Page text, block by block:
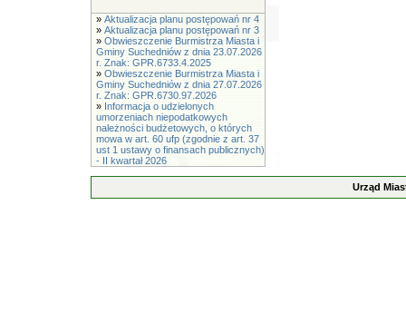
» Aktualizacja planu postępowań nr 4
» Aktualizacja planu postępowań nr 3
» Obwieszczenie Burmistrza Miasta i
Gminy Suchedniów z dnia 23.07.2026
r. Znak: GPR.6733.4.2025
» Obwieszczenie Burmistrza Miasta i
Gminy Suchedniów z dnia 27.07.2026
r. Znak: GPR.6730.97.2026
» Informacja o udzielonych
umorzeniach niepodatkowych
należności budżetowych, o których
mowa w art. 60 ufp (zgodnie z art. 37
ust 1 ustawy o finansach publicznych)
- II kwartał 2026
Urząd